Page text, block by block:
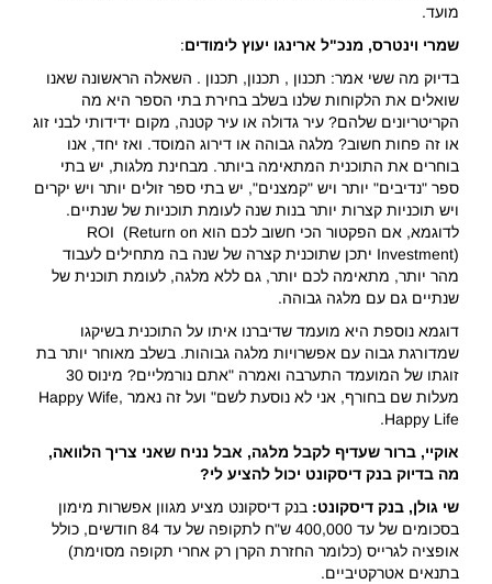
מועד.
שמרי וינטרס, מנכ"ל ארינגו יעוץ לימודים:
בדיוק מה ששי אמר: תכנון , תכנון, תכנון . השאלה הראשונה שאנו
שואלים את הלקוחות שלנו בשלב בחירת בתי הספר היא מה
הקריטריונים שלהם? עיר גדולה או עיר קטנה, מקום ידידותי לבני זוג
או זה פחות חשוב? מלגה גבוהה או דירוג המוסד. ואז יחד, אנו
בוחרים את התוכנית המתאימה ביותר. מבחינת מלגות, יש בתי
ספר "נדיבים" יותר ויש "קמצנים", יש בתי ספר זולים יותר ויש יקרים
ויש תוכניות קצרות יותר בנות שנה לעומת תוכניות של שנתיים.
לדוגמא, אם הפקטור הכי חשוב לכם הוא ROI (Return on
Investment) יתכן שתוכנית קצרה של שנה בה מתחילים לעבוד
מהר יותר, מתאימה לכם יותר, גם ללא מלגה, לעומת תוכנית של
שנתיים גם עם מלגה גבוהה.
דוגמא נוספת היא מועמד שדיברנו איתו על התוכנית בשיקגו
שמדורגת גבוה עם אפשרויות מלגה גבוהות. בשלב מאוחר יותר בת
זוגתו של המועמד התערבה ואמרה "אתם נורמליים? מינוס 30
מעלות שם בחורף, אני לא נוסעת לשם" ועל זה נאמר Happy Wife,
Happy Life.
אוקיי, ברור שעדיף לקבל מלגה, אבל נניח שאני צריך הלוואה,
מה בדיוק בנק דיסקונט יכול להציע לי?
שי גולן, בנק דיסקונט: בנק דיסקונט מציע מגוון אפשרות מימון
בסכומים של עד 400,000 ש"ח לתקופה של עד 84 חודשים, כולל
אופציה לגרייס (כלומר החזרת הקרן רק אחרי תקופה מסוימת)
בתנאים אטרקטיביים.